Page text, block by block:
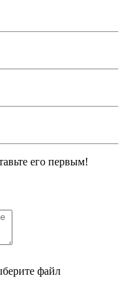
его первым!
файл